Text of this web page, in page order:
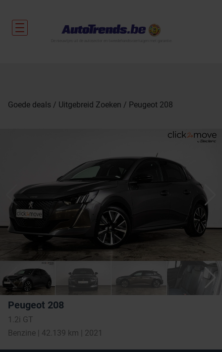
Goede deals Uitgebreid Zoeken Peugeot 208
Peugeot 208
1.2i GT
Benzine | 42.139 km | 2021